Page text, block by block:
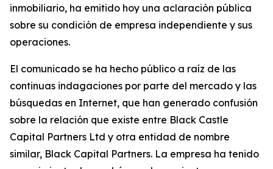
inmobiliario, ha emitido hoy una aclaración pública
sobre su condición de empresa independiente y sus
operaciones.
El comunicado se ha hecho público a raíz de las
continuas indagaciones por parte del mercado y las
búsquedas en Internet, que han generado confusión
sobre la relación que existe entre Black Castle
Capital Partners Ltd y otra entidad de nombre
similar, Black Capital Partners. La empresa ha tenido